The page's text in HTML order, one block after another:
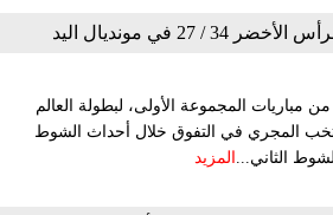
27 في مونديال اليد
المجموعة الأولى، لبطولة العالم
- مصر 2021، بنتيجة 34 – 27، ونجح المنتخب المجري في التفوق خلال أحداث الشوط
المزيد